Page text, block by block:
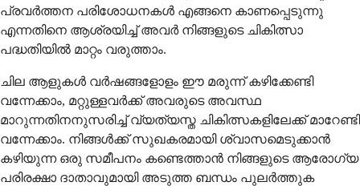
പ്രവർത്തന പരിശോധനകൾ എങ്ങനെ കാണപ്പെടുന്നു
എന്നതിനെ ആശ്രയിച്ച് അവർ നിങ്ങളുടെ ചികിത്സാ
പദ്ധതിയിൽ മാറ്റം വരുത്താം.
ചില ആളുകൾ വർഷങ്ങളോളം ഈ മരുന്ന് കഴിക്കേണ്ടി
വന്നേക്കാം, മറ്റുള്ളവർക്ക് അവരുടെ അവസ്ഥ
മാറുന്നതിനനുസരിച്ച് വ്യത്യസ്ത ചികിത്സകളിലേക്ക് മാറേണ്ടി
വന്നേക്കാം. നിങ്ങൾക്ക് സുഖകരമായി ശ്വാസമെടുക്കാൻ
കഴിയുന്ന ഒരു സമീപനം കണ്ടെത്താൻ നിങ്ങളുടെ ആരോഗ്യ
പരിരക്ഷാ ദാതാവുമായി അടുത്ത ബന്ധം പുലർത്തുക